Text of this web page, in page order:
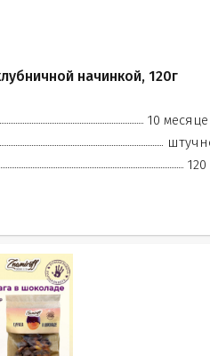
начинкой, 120г
10
120